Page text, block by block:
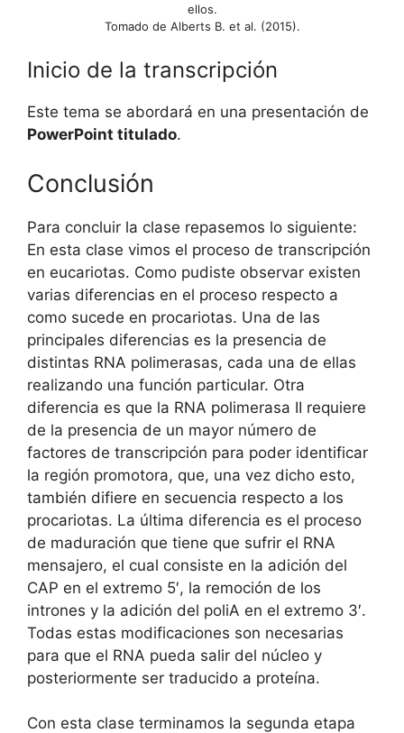
ellos.
Tomado de Alberts B. et al. (2015).
Inicio de la transcripción
Este tema se abordará en una presentación de
PowerPoint titulado.
Conclusión
Para concluir la clase repasemos lo siguiente:
En esta clase vimos el proceso de transcripción
en eucariotas. Como pudiste observar existen
varias diferencias en el proceso respecto a
como sucede en procariotas. Una de las
principales diferencias es la presencia de
distintas RNA polimerasas, cada una de ellas
realizando una función particular. Otra
diferencia es que la RNA polimerasa II requiere
de la presencia de un mayor número de
factores de transcripción para poder identificar
la región promotora, que, una vez dicho esto,
también difiere en secuencia respecto a los
procariotas. La última diferencia es el proceso
de maduración que tiene que sufrir el RNA
mensajero, el cual consiste en la adición del
CAP en el extremo 5′, la remoción de los
intrones y la adición del poliA en el extremo 3′.
Todas estas modificaciones son necesarias
para que el RNA pueda salir del núcleo y
posteriormente ser traducido a proteína.
Con esta clase terminamos la segunda etapa